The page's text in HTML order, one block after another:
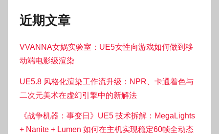
近期文章
VVANNA女娲实验室：UE5女性向游戏如何做到移
动端电影级渲染
UE5.8 风格化渲染工作流升级：NPR、卡通着色与
二次元美术在虚幻引擎中的新解法
《战争机器：事变日》UE5 技术拆解：MegaLights
+ Nanite + Lumen 如何在主机实现稳定60帧全动态